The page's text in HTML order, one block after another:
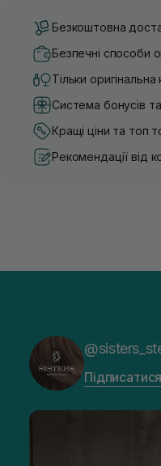
Безкоштовна
Безпечні способи
Тільки
Система бонусів
Кращі ціни та топ
Рекомендації від
Підписатися